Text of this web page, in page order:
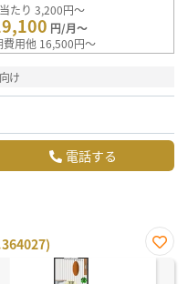
たり 3,200円～
円/月～
費用他 16,500円～
け
電話する
お気